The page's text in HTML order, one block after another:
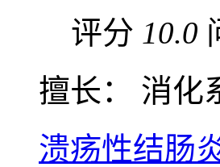
评分 10.0
擅长： 消化
溃疡性结肠